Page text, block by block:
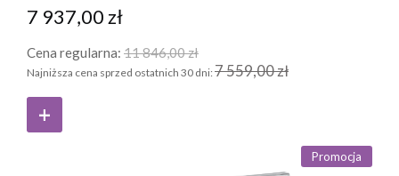
7 937,00 zł
Cena regularna: 11 846,00 zł
Najniższa cena sprzed ostatnich 30 dni: 7 559,00 zł
Promocja